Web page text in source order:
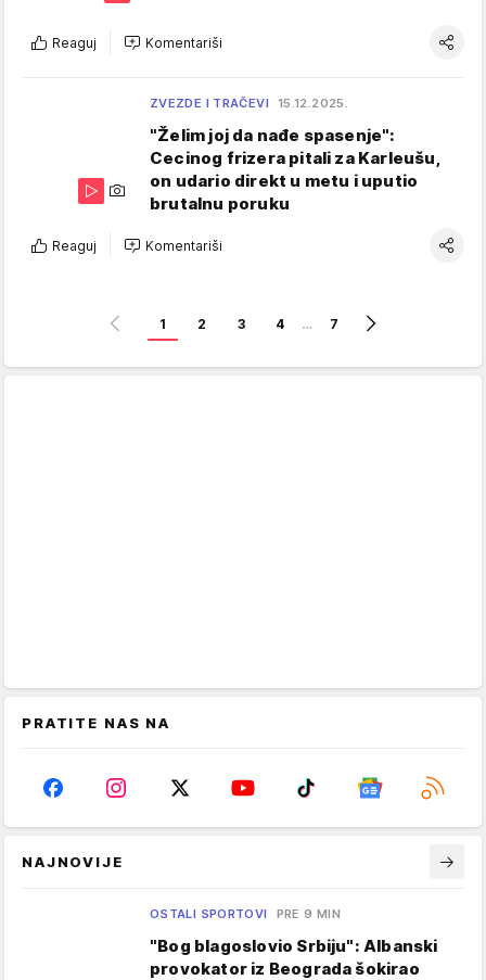
Reaguj Komentariši
ZVEZDE I TRAČEVI 15.12.2025.
"Želim joj da nađe spasenje":
Cecinog frizera pitali za Karleušu,
on udario direkt u metu i uputio
brutalnu poruku
Reaguj Komentariši
1 2 3 4 … 7
PRATITE NAS NA
NAJNOVIJE
OSTALI SPORTOVI PRE 9 MIN
"Bog blagoslovio Srbiju": Albanski
provokator iz Beograda šokirao